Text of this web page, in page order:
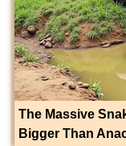
The Massive
Bigger Than